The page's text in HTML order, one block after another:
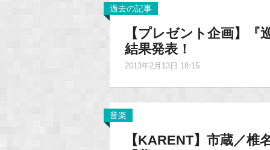
過去の記事
【プレゼント企画】
結果発表！
2013年2月13日 18:15
音楽
【KARENT】市蔵／